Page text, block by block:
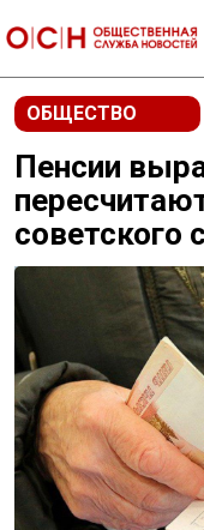
ОБЩЕСТВО
Пенсии
советского